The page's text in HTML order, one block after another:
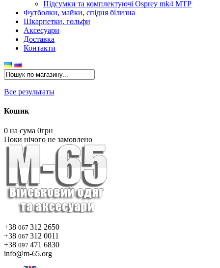
Підсумки та комплектуючі Osprey mk4 MTP
Футболки, майки, спідня білизна
Шкарпетки, гольфи
Аксесуари
Доставка
Контакти
Все результаты
Кошик
0 на сума 0грн
Поки нічого не замовлено
+38 067 312 2650
+38 067 312 0011
+38 097 471 6830
info@m-65.org